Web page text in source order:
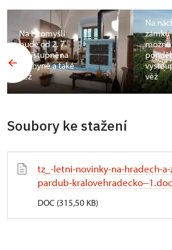
Na Litomyšli
bude od 2. 7.
zpřístupněna
kuchyně a také
věž
Na
věž
Soubory ke stažení
tz_-letni-novinky-na-hradech-
pardub-kralovehradecko--1.doc
DOC (315,50 KB)